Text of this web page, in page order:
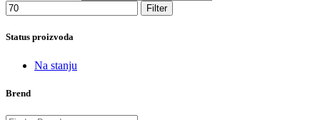
Filter
Status proizvoda
Na stanju
Brend